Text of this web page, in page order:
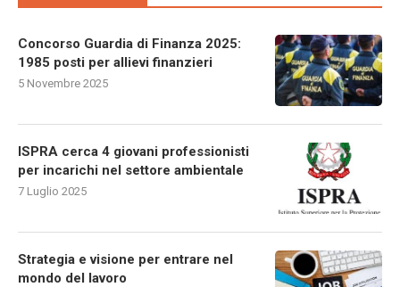
Concorso Guardia di Finanza 2025:
1985 posti per allievi finanzieri
5 Novembre 2025
ISPRA cerca 4 giovani professionisti
per incarichi nel settore ambientale
7 Luglio 2025
Strategia e visione per entrare nel
mondo del lavoro